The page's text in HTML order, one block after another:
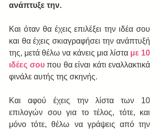
ανάπτυξε την.
Και όταν θα έχεις επιλέξει την ιδέα σου
και θα έχεις σκιαγραφήσει την ανάπτυξή
της, μετά θέλω να κάνεις μια λίστα με 10
ιδέες σου που θα είναι κάτι εναλλακτικά
φινάλε αυτής της σκηνής.
Και αφού έχεις την λίστα των 10
επιλογών σου για το τέλος, τότε, και
μόνο τότε, θέλω να γράψεις από την